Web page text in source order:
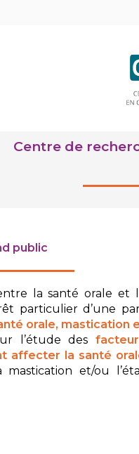
Centre de
public
la santé orale et
particulier d’une
orale, mastication
l’étude des
affecter la santé
et/ou